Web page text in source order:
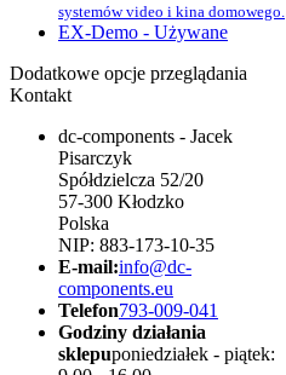
systemów video i kina domowego.
EX-Demo - Używane
Dodatkowe opcje przeglądania
Kontakt
dc-components - Jacek
Pisarczyk
Spółdzielcza 52/20
57-300 Kłodzko
Polska
NIP: 883-173-10-35
E-mail:info@dc-
components.eu
Telefon793-009-041
Godziny działania
sklepuponiedziałek - piątek: